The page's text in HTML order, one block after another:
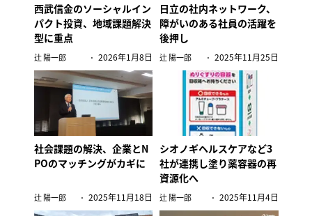
西武信金のソーシャルイン
パクト投資、地域課題解決
型に重点
辻 陽一郎 2026年1月8日
日立の社内ネットワーク、
障がいのある社員の活躍を
後押し
辻 陽一郎 2025年11月25日
社会課題の解決、企業とN
POのマッチングがカギに
辻 陽一郎 2025年11月18日
シオノギヘルスケアなど3
社が連携し塗り薬容器の再
資源化へ
辻 陽一郎 2025年11月4日